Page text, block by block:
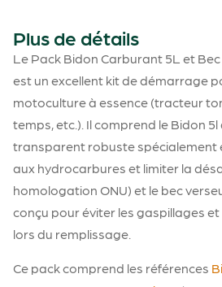
Plus de détails
Le Pack Bidon Carburant 5L et
est un excellent kit de démarrage
motoculture à essence (tracteur
temps, etc.). Il comprend le Bidon
transparent robuste spécialement
aux hydrocarbures et limiter la
homologation ONU) et le bec
conçu pour éviter les gaspillages
lors du remplissage.
Ce pack comprend les références